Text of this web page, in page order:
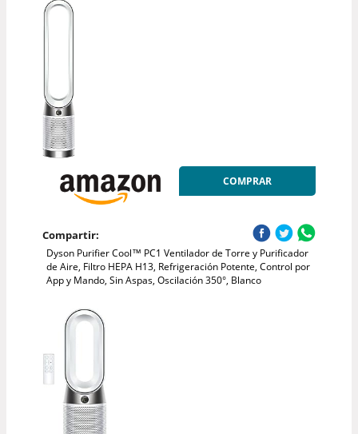
COMPRAR
Compartir:
Dyson Purifier Cool™ PC1 Ventilador de Torre y Purificador
de Aire, Filtro HEPA H13, Refrigeración Potente, Control por
App y Mando, Sin Aspas, Oscilación 350°, Blanco